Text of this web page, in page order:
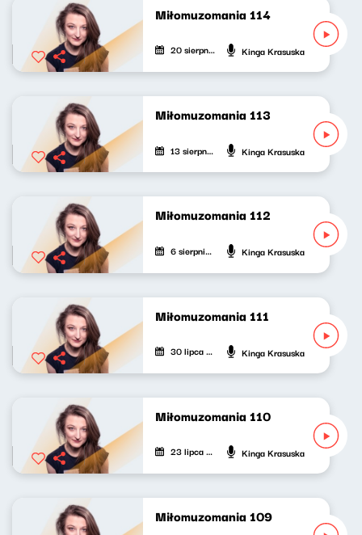
Miłomuzomania 114
20 sierpnia 2022 Kinga Krasuska
Miłomuzomania 113
13 sierpnia 2022 Kinga Krasuska
Miłomuzomania 112
6 sierpnia 2022 Kinga Krasuska
Miłomuzomania 111
30 lipca 2022 Kinga Krasuska
Miłomuzomania 110
23 lipca 2022 Kinga Krasuska
Miłomuzomania 109